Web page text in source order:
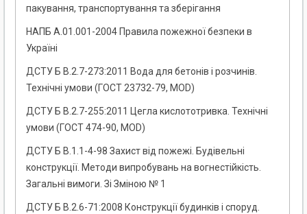
пакування, транспортування та зберігання
НАПБ А.01.001-2004 Правила пожежної безпеки в
Україні
ДСТУ Б В.2.7-273:2011 Вода для бетонів і розчинів.
Технічні умови (ГОСТ 23732-79, MOD)
ДСТУ Б В.2.7-255:2011 Цегла кислототривка. Технічні
умови (ГОСТ 474-90, MOD)
ДСТУ Б В.1.1-4-98 Захист від пожежі. Будівельні
конструкції. Методи випробувань на вогнестійкість.
Загальні вимоги. Зі Зміною № 1
ДСТУ Б В.2.6-71:2008 Конструкції будинків і споруд.